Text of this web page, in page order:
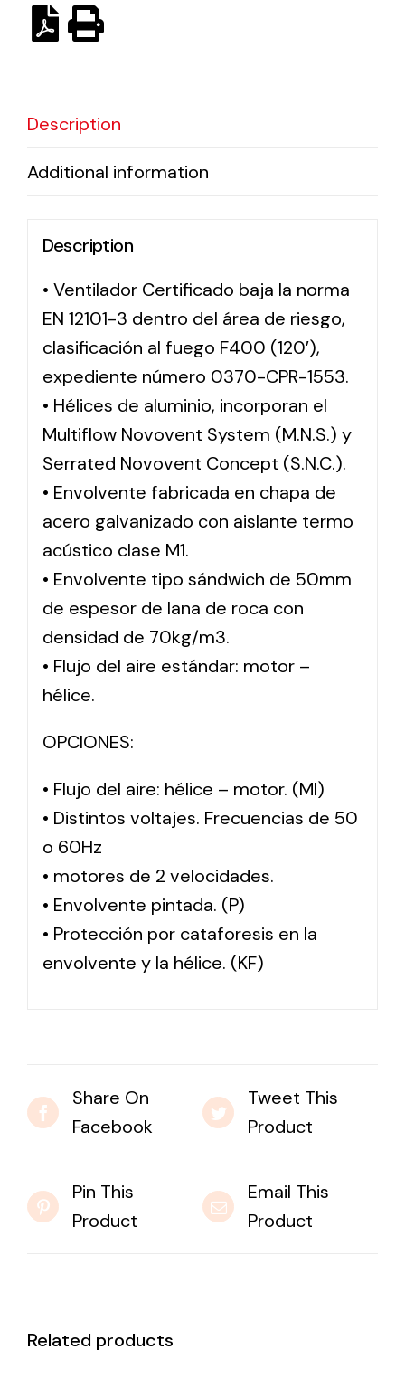
Description
Additional information
Description
• Ventilador Certificado baja la norma
EN 12101-3 dentro del área de riesgo,
clasificación al fuego F400 (120′),
expediente número 0370-CPR-1553.
• Hélices de aluminio, incorporan el
Multiflow Novovent System (M.N.S.) y
Serrated Novovent Concept (S.N.C.).
• Envolvente fabricada en chapa de
acero galvanizado con aislante termo
acústico clase M1.
• Envolvente tipo sándwich de 50mm
de espesor de lana de roca con
densidad de 70kg/m3.
• Flujo del aire estándar: motor –
hélice.
OPCIONES:
• Flujo del aire: hélice – motor. (MI)
• Distintos voltajes. Frecuencias de 50
o 60Hz
• motores de 2 velocidades.
• Envolvente pintada. (P)
• Protección por cataforesis en la
envolvente y la hélice. (KF)
Share On
Facebook
Tweet This
Product
Pin This
Product
Email This
Product
Related products